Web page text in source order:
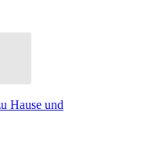
Hause und